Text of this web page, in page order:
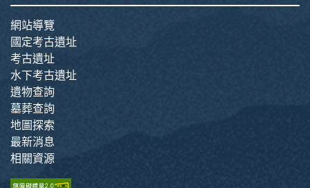
網站導覽
國定考古遺址
考古遺址
水下考古遺址
遺物查詢
墓葬查詢
地圖探索
最新消息
相關資源